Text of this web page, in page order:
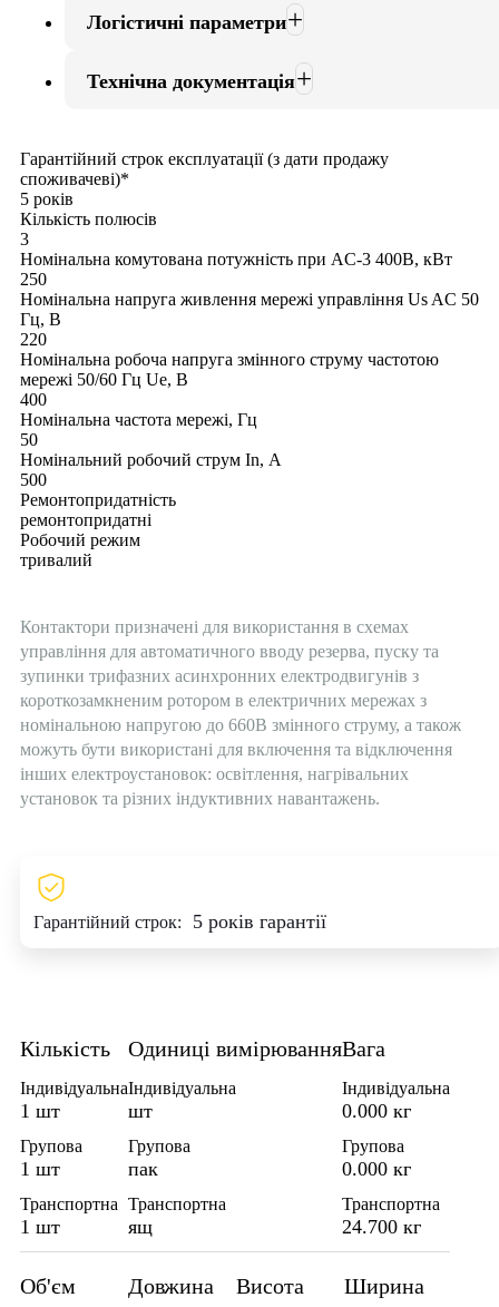
Логістичні параметри
Технічна документація
Гарантійний строк експлуатації (з дати продажу
споживачеві)*
5 років
Кількість полюсів
3
Номінальна комутована потужність при AC-3 400В, кВт
250
Номінальна напруга живлення мережі управління Us AC 50
Гц, В
220
Номінальна робоча напруга змінного струму частотою
мережі 50/60 Гц Ue, В
400
Номінальна частота мережі, Гц
50
Номінальний робочий струм In, А
500
Ремонтопридатність
ремонтопридатні
Робочий режим
тривалий
Контактори призначені для використання в схемах
управління для автоматичного вводу резерва, пуску та
зупинки трифазних асинхронних електродвигунів з
короткозамкненим ротором в електричних мережах з
номінальною напругою до 660В змінного струму, а також
можуть бути використані для включення та відключення
інших електроустановок: освітлення, нагрівальних
установок та різних індуктивних навантажень.
Гарантійний строк: 5 років гарантії
Кількість
Індивідуальна
1 шт
Групова
1 шт
Транспортна
1 шт
Одиниці вимірювання
Індивідуальна
шт
Групова
пак
Транспортна
ящ
Вага
Індивідуальна
0.000 кг
Групова
0.000 кг
Транспортна
24.700 кг
Об'єм Довжина Висота Ширина